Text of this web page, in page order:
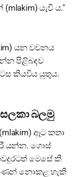
යැවී ය."
යන වචනය
පිළිබඳව
කියවිය යුතුය.
බලමු
ඈට කතා
යන්න. ගොස්
මෙසේ කී
නොකළ හැකි